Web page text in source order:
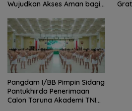
Wujudkan Akses Aman bagi
Pangdam I/BB Pimpin Sidang
Pantukhirda Penerimaan
Calon Taruna Akademi TNI